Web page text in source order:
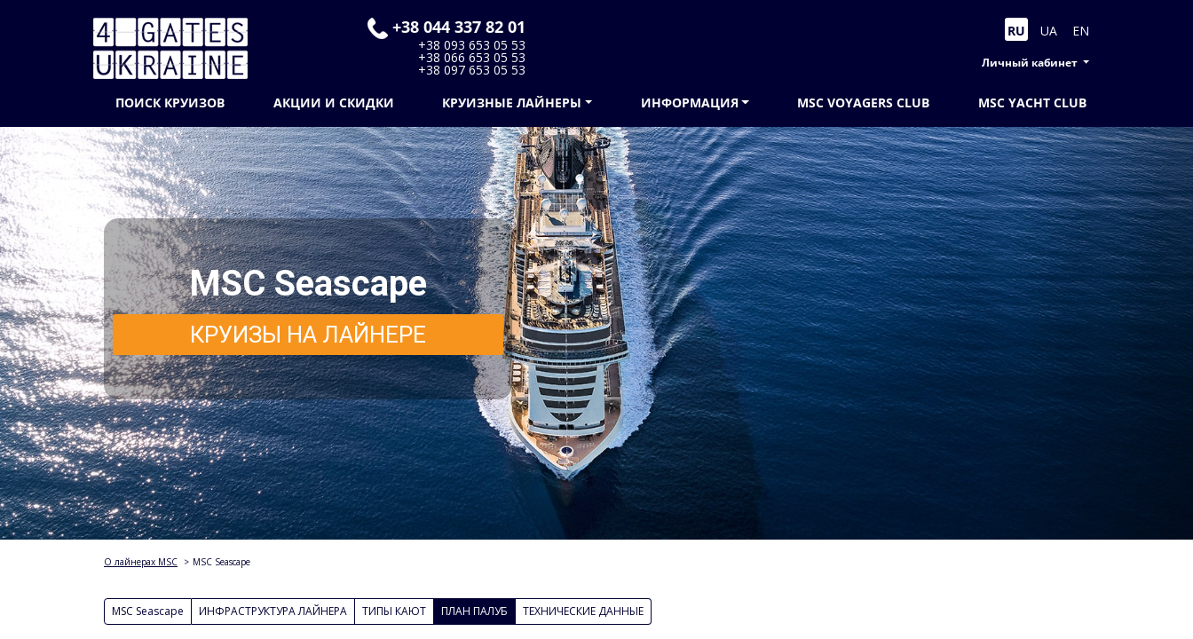
+38 044 337 82 01
+38 093 653 05 53
+38 066 653 05 53
+38 097 653 05 53 Личный кабинет
ПОИСК КРУИЗОВ АКЦИИ И СКИДКИ КРУИЗНЫЕ ЛАЙНЕРЫ ИНФОРМАЦИЯ MSC VOYAGERS CLUB MSC YACHT CLUB
RU UA EN
MSC Seascape
КРУИЗЫ НА ЛАЙНЕРЕ
О лайнерах MSC > MSC Seascape
MSC Seascape ИНФРАСТРУКТУРА ЛАЙНЕРА ТИПЫ КАЮТ ПЛАН ПАЛУБ ТЕХНИЧЕСКИЕ ДАННЫЕ